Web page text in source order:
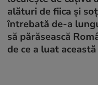
alături de fiica și
întrebată de-a
să părăsească
de ce a luat această